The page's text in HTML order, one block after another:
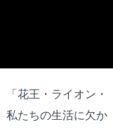
花王・ライオン・
私たちの生活に欠か